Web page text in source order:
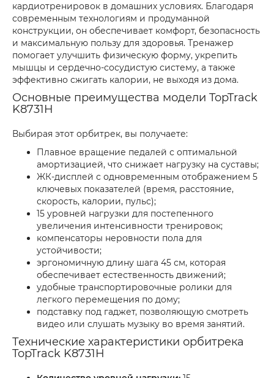
кардиотренировок в домашних условиях. Благодаря
современным технологиям и продуманной
конструкции, он обеспечивает комфорт, безопасность
и максимальную пользу для здоровья. Тренажер
помогает улучшить физическую форму, укрепить
мышцы и сердечно-сосудистую систему, а также
эффективно сжигать калории, не выходя из дома.
Основные преимущества модели TopTrack
K8731H
Выбирая этот орбитрек, вы получаете:
Плавное вращение педалей с оптимальной
амортизацией, что снижает нагрузку на суставы;
ЖК-дисплей с одновременным отображением 5
ключевых показателей (время, расстояние,
скорость, калории, пульс);
15 уровней нагрузки для постепенного
увеличения интенсивности тренировок;
компенсаторы неровности пола для
устойчивости;
эргономичную длину шага 45 см, которая
обеспечивает естественность движений;
удобные транспортировочные ролики для
легкого перемещения по дому;
подставку под гаджет, позволяющую смотреть
видео или слушать музыку во время занятий.
Технические характеристики орбитрека
TopTrack K8731H